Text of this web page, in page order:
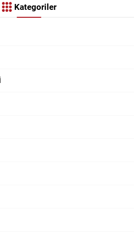
Kategoriler